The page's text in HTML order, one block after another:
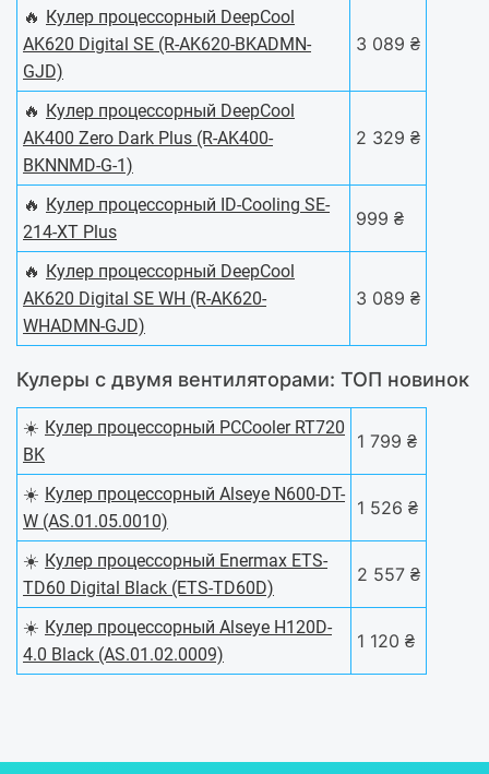
🔥 Кулер процессорный DeepCool
AK620 Digital SE (R-AK620-BKADMN-
GJD)
3 089 ₴
🔥 Кулер процессорный DeepCool
AK400 Zero Dark Plus (R-AK400-
BKNNMD-G-1)
2 329 ₴
🔥 Кулер процессорный ID-Cooling SE-
214-XT Plus
999 ₴
🔥 Кулер процессорный DeepCool
AK620 Digital SE WH (R-AK620-
WHADMN-GJD)
3 089 ₴
Кулеры с двумя вентиляторами: ТОП новинок
☀️ Кулер процессорный PCCooler RT720
BK
1 799 ₴
☀️ Кулер процессорный Alseye N600-DT-
W (AS.01.05.0010)
1 526 ₴
☀️ Кулер процессорный Enermax ETS-
TD60 Digital Black (ETS-TD60D)
2 557 ₴
☀️ Кулер процессорный Alseye H120D-
4.0 Black (AS.01.02.0009)
1 120 ₴